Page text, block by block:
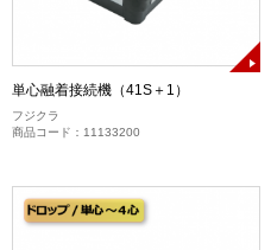
単心融着接続機（41S＋1）
フジクラ
商品コード：11133200